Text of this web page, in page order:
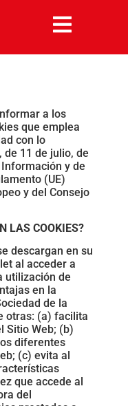
a los
que emplea
con lo
11 de julio, de
y de
(UE)
y del Consejo
LAS COOKIES?
descargan en su
al acceder a
utilización de
en la
de la
otras: (a) facilita
Sitio Web; (b)
diferentes
(c) evita al
que accede al
del